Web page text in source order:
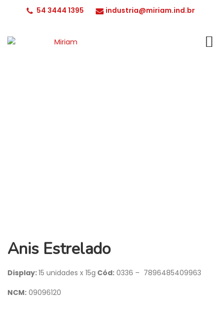
54 3444 1395 industria@miriam.ind.br
Anis Estrelado
Display:15 unidades x 15g Cód: 0336 – 7896485409963
NCM: 09096120